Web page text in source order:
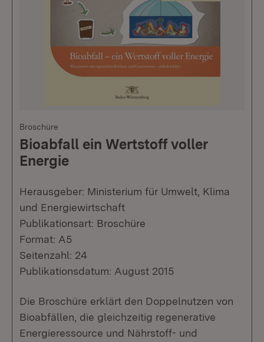
Broschüre
Bioabfall ein Wertstoff voller
Energie
Herausgeber: Ministerium für Umwelt, Klima
und Energiewirtschaft
Publikationsart: Broschüre
Format: A5
Seitenzahl: 24
Publikationsdatum: August 2015
Die Broschüre erklärt den Doppelnutzen von
Bioabfällen, die gleichzeitig regenerative
Energieressource und Nährstoff- und